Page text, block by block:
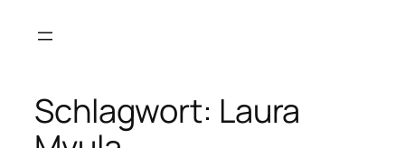
Inhalt
Schlagwort: Laura